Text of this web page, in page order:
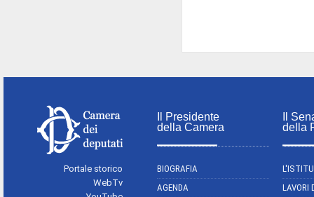
Portale storico
WebTv
Il Presidente
della Camera
BIOGRAFIA
AGENDA
Il
della
LAVORI